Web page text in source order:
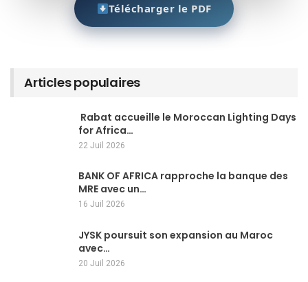
Télécharger le PDF
Articles populaires
Rabat accueille le Moroccan Lighting Days
for Africa…
22 Juil 2026
BANK OF AFRICA rapproche la banque des
MRE avec un…
16 Juil 2026
JYSK poursuit son expansion au Maroc
avec…
20 Juil 2026